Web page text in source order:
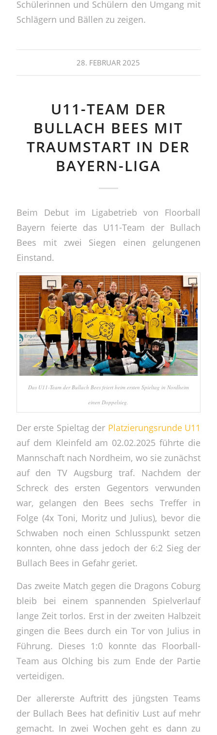
Schülerinnen und Schülern den Umgang mit
Schlägern und Bällen zu zeigen.
28. FEBRUAR 2025
U11-TEAM DER
BULLACH BEES MIT
TRAUMSTART IN DER
BAYERN-LIGA
Beim Debut im Ligabetrieb von Floorball
Bayern feierte das U11-Team der Bullach
Bees mit zwei Siegen einen gelungenen
Einstand.
Das U11-Team der Bullach Bees feiert beim ersten Spieltag in Nordheim
einen Doppelsieg.
Der erste Spieltag der Platzierungsrunde U11
auf dem Kleinfeld am 02.02.2025 führte die
Mannschaft nach Nordheim, wo sie zunächst
auf den TV Augsburg traf. Nachdem der
Schreck des ersten Gegentors verwunden
war, gelangen den Bees sechs Treffer in
Folge (4x Toni, Moritz und Julius), bevor die
Schwaben noch einen Schlusspunkt setzen
konnten, ohne dass jedoch der 6:2 Sieg der
Bullach Bees in Gefahr geriet.
Das zweite Match gegen die Dragons Coburg
bleib bei einem spannenden Spielverlauf
lange Zeit torlos. Erst in der zweiten Halbzeit
gingen die Bees durch ein Tor von Julius in
Führung. Dieses 1:0 konnte das Floorball-
Team aus Olching bis zum Ende der Partie
verteidigen.
Der allererste Auftritt des jüngsten Teams
der Bullach Bees hat definitiv Lust auf mehr
gemacht. In zwei Wochen geht es dann zu